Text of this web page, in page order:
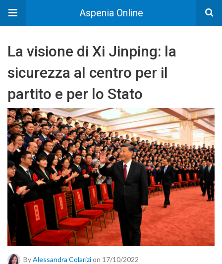
Aspenia Online
La visione di Xi Jinping: la
sicurezza al centro per il
partito e per lo Stato
By Alessandra Colarizion 17/10/2022